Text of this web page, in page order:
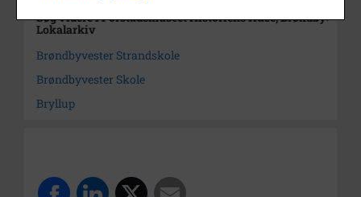
Søg videre i Forstadsmuseet Historiens Huse, Brøndby
Lokalarkiv
Brøndbyvester Strandskole
Brøndbyvester Skole
Bryllup